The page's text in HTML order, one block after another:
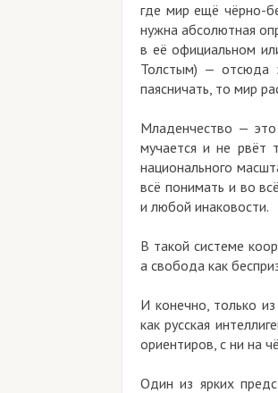
где мир ещё чёрно-
нужна абсолютная
в её официальном
Толстым) — отсюда
паясничать, то мир
Младенчество — это
мучается и не рвёт
национального
всё понимать и во
и любой инаковости.
В такой системе
а свобода как
И конечно, только
как русская
ориентиров, с ни на
Один из ярких